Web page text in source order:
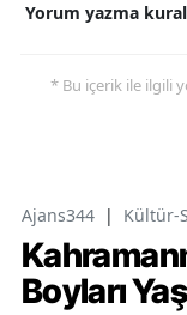
Yorum yazma
* Bu içerik ile ilgili
Ajans344 | Kültür-
Boyları